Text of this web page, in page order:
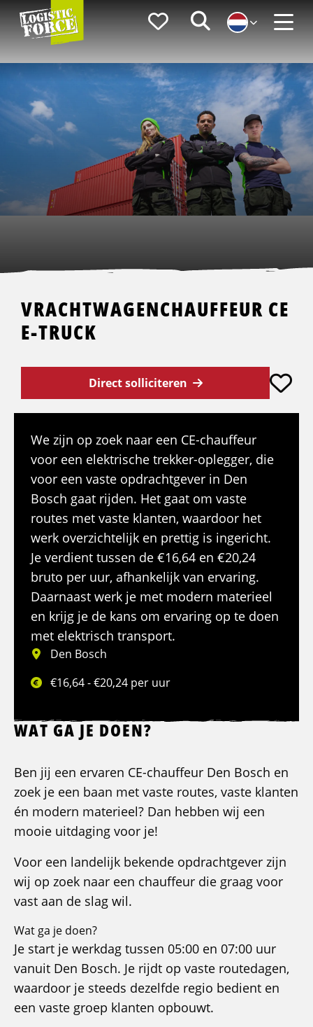
Logistic
Force
FavorietenZoeken
VRACHTWAGENCHAUFFEUR CE
E-TRUCK
Direct solliciteren
We zijn op zoek naar een CE-chauffeur
voor een elektrische trekker-oplegger, die
voor een vaste opdrachtgever in Den
Bosch gaat rijden. Het gaat om vaste
routes met vaste klanten, waardoor het
werk overzichtelijk en prettig is ingericht.
Je verdient tussen de €16,64 en €20,24
bruto per uur, afhankelijk van ervaring.
Daarnaast werk je met modern materieel
en krijg je de kans om ervaring op te doen
met elektrisch transport.
Den Bosch
€16,64 - €20,24 per uur
WAT GA JE DOEN?
Ben jij een ervaren CE-chauffeur Den Bosch en
zoek je een baan met vaste routes, vaste klanten
én modern materieel? Dan hebben wij een
mooie uitdaging voor je!
Voor een landelijk bekende opdrachtgever zijn
wij op zoek naar een chauffeur die graag voor
vast aan de slag wil.
Wat ga je doen?
Je start je werkdag tussen 05:00 en 07:00 uur
vanuit Den Bosch. Je rijdt op vaste routedagen,
waardoor je steeds dezelfde regio bedient en
een vaste groep klanten opbouwt.